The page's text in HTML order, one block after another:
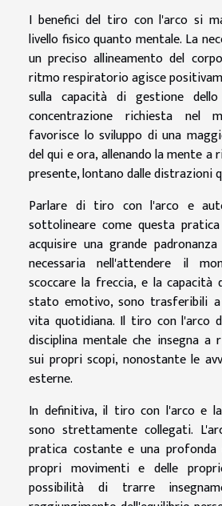
I benefici del tiro con l'arco si
livello fisico quanto mentale. La
un preciso allineamento del
ritmo respiratorio agisce
sulla capacità di gestione
concentrazione richiesta nel
favorisce lo sviluppo di una
del qui e ora, allenando la mente a
presente, lontano dalle distrazioni
Parlare di tiro con l'arco e
sottolineare come questa
acquisire una grande
necessaria nell'attendere il
scoccare la freccia, e la
stato emotivo, sono trasferibili
vita quotidiana. Il tiro con l'arco
disciplina mentale che insegna a
sui propri scopi, nonostante le
esterne.
In definitiva, il tiro con l'arco e
sono strettamente collegati.
pratica costante e una profonda
propri movimenti e delle
possibilità di trarre